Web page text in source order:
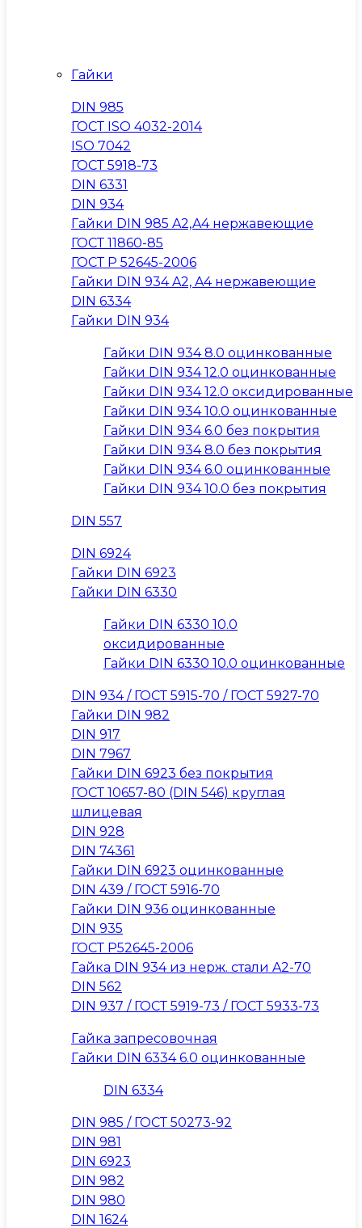
Гайки
DIN 985
ГОСТ ISO 4032-2014
ISO 7042
ГОСТ 5918-73
DIN 6331
DIN 934
Гайки DIN 985 A2,A4 нержавеющие
ГОСТ 11860-85
ГОСТ Р 52645-2006
Гайки DIN 934 A2, A4 нержавеющие
DIN 6334
Гайки DIN 934
Гайки DIN 934 8.0 оцинкованные
Гайки DIN 934 12.0 оцинкованные
Гайки DIN 934 12.0 оксидированные
Гайки DIN 934 10.0 оцинкованные
Гайки DIN 934 6.0 без покрытия
Гайки DIN 934 8.0 без покрытия
Гайки DIN 934 6.0 оцинкованные
Гайки DIN 934 10.0 без покрытия
DIN 557
DIN 6924
Гайки DIN 6923
Гайки DIN 6330
Гайки DIN 6330 10.0
оксидированные
Гайки DIN 6330 10.0 оцинкованные
DIN 934 / ГОСТ 5915-70 / ГОСТ 5927-70
Гайки DIN 982
DIN 917
DIN 7967
Гайки DIN 6923 без покрытия
ГОСТ 10657-80 (DIN 546) круглая
шлицевая
DIN 928
DIN 74361
Гайки DIN 6923 оцинкованные
DIN 439 / ГОСТ 5916-70
Гайки DIN 936 оцинкованные
DIN 935
ГОСТ Р52645-2006
Гайка DIN 934 из нерж. стали A2-70
DIN 562
DIN 937 / ГОСТ 5919-73 / ГОСТ 5933-73
Гайка запресовочная
Гайки DIN 6334 6.0 оцинкованные
DIN 6334
DIN 985 / ГОСТ 50273-92
DIN 981
DIN 6923
DIN 982
DIN 980
DIN 1624